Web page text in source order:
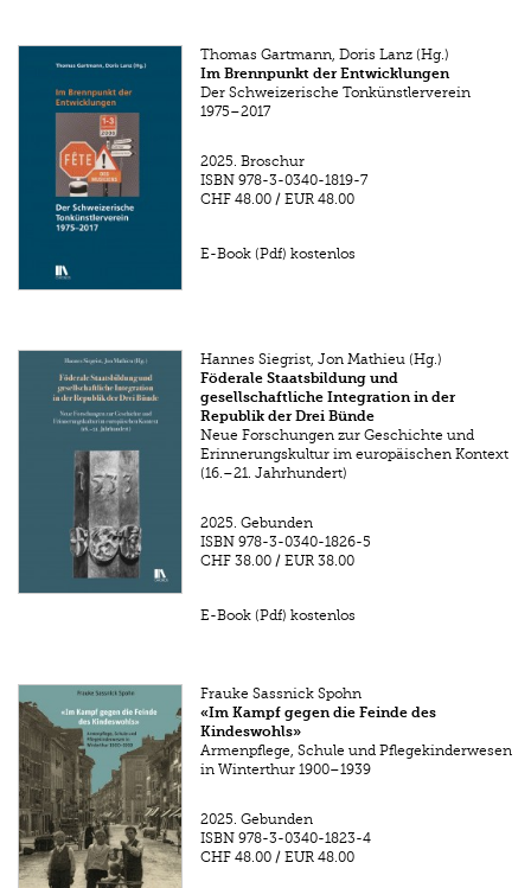
Thomas Gartmann, Doris Lanz (Hg.)
Im Brennpunkt der Entwicklungen
Der Schweizerische Tonkünstlerverein
1975–2017
2025. Broschur
ISBN 978-3-0340-1819-7
CHF 48.00 /EUR 48.00
E-Book (Pdf) kostenlos
Hannes Siegrist, Jon Mathieu (Hg.)
Föderale Staatsbildung und
gesellschaftliche Integration in der
Republik der Drei Bünde
Neue Forschungen zur Geschichte und
Erinnerungskultur im europäischen Kontext
(16.–21. Jahrhundert)
2025. Gebunden
ISBN 978-3-0340-1826-5
CHF 38.00 /EUR 38.00
E-Book (Pdf) kostenlos
Frauke Sassnick Spohn
«Im Kampf gegen die Feinde des
Kindeswohls»
Armenpflege, Schule und Pflegekinderwesen
in Winterthur 1900–1939
2025. Gebunden
ISBN 978-3-0340-1823-4
CHF 48.00 /EUR 48.00